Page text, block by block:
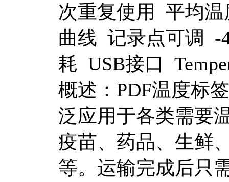
次重复使用 平均
曲线 记录点可调
耗 USB接口
概述：PDF温度标
泛应用于各类需要
疫苗、药品、生鲜
等。运输完成后只